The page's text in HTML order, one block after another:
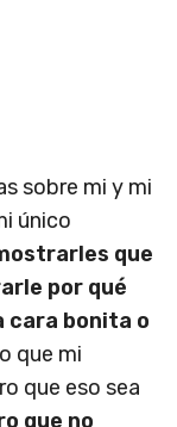
sobre mi y mi
único
que
por qué
cara bonita o
que mi
que eso sea
que no